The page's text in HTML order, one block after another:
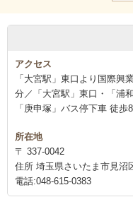
アクセス
「大宮駅」東口より国際
分／「大宮駅」東口・「浦
「庚申塚」バス停下車 徒
所在地
〒 337-0042
住所 埼玉県さいたま市見沼
電話:048-615-0383